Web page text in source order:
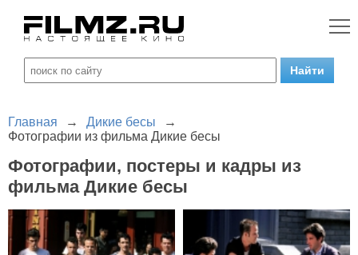
Главная → Дикие бесы
→
Фотографии из фильма Дикие бесы
Фотографии, постеры и кадры из
фильма Дикие бесы